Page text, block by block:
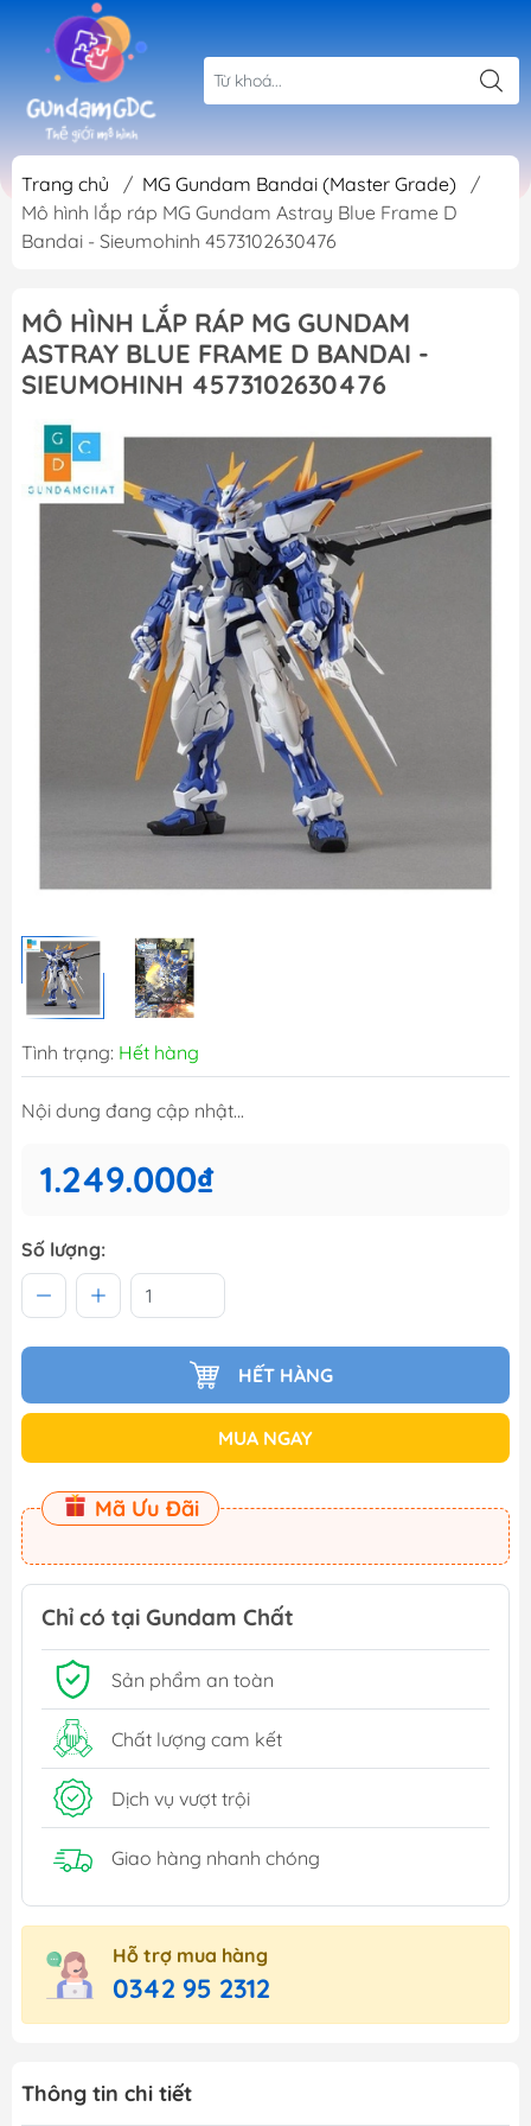
Trang chủ / MG Gundam Bandai (Master Grade)
/
Mô hình lắp ráp MG Gundam Astray Blue Frame D
Bandai - Sieumohinh 4573102630476
MÔ HÌNH LẮP RÁP MG GUNDAM
ASTRAY BLUE FRAME D BANDAI -
SIEUMOHINH 4573102630476
Tình trạng: Hết hàng
Nội dung đang cập nhật...
1.249.000₫
Số lượng:
HẾT HÀNG
MUA NGAY
Mã Ưu Đãi
Chỉ có tại Gundam Chất
Sản phẩm an toàn
Chất lượng cam kết
Dịch vụ vượt trội
Giao hàng nhanh chóng
Hỗ trợ mua hàng
0342 95 2312
Thông tin chi tiết